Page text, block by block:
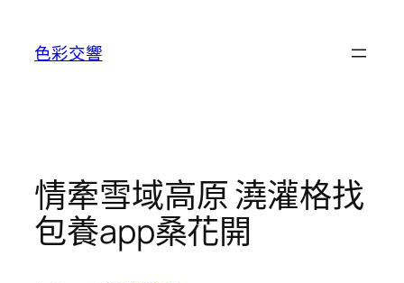
色彩交響
情牽雪域高原 澆灌格找
包養app桑花開